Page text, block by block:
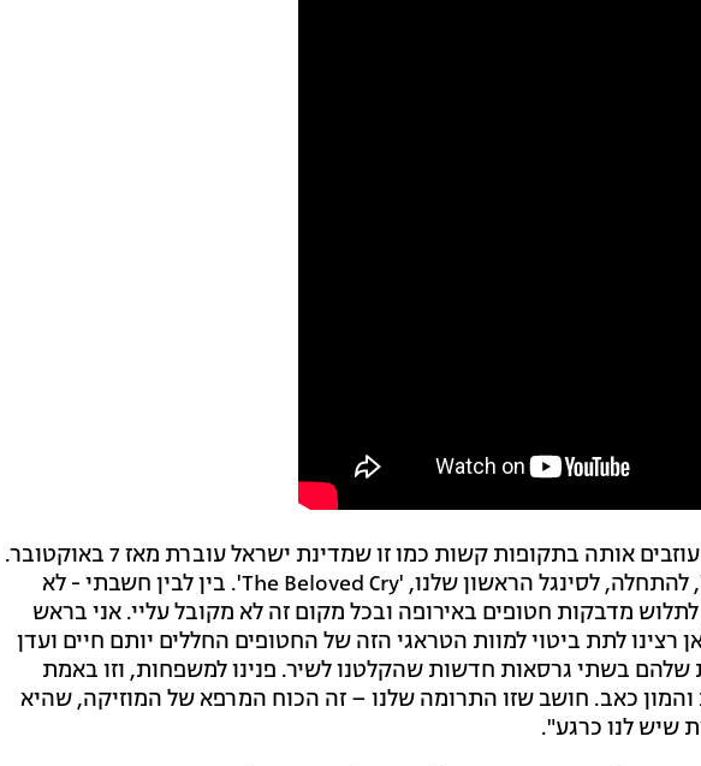
לדבריו, יש ללהקה מעריצים שעוזבים אותה בתקופות קשות כמו זו שמדינת ישראל עוברת מאז 7 באוקטובר.
"זה החזיר אותנו ל'גראונד זירו', להתחלה, לסינגל הראשון שלנו, 'The Beloved Cry'. בין לבין חשבתי - לא
מדבקות חטופים באירופה ובכל מקום זה לא מקובל עליי. אני בראש
רצינו לתת ביטוי למוות הטראגי הזה של החטופים החללים יותם חיים ועדן
שלהם בשתי גרסאות חדשות שהקלטנו לשיר. פנינו למשפחות, וזו באמת
כאב. חושב שזו התרומה שלנו – זה הכוח המרפא של המוזיקה, שהיא
שיש לנו כרגע".